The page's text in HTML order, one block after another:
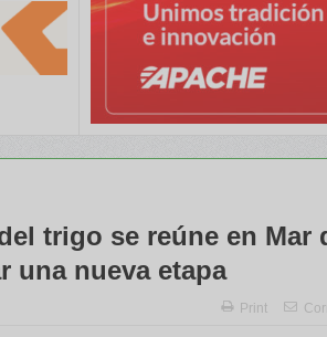
trigo se reúne en Mar
una nueva etapa
Print